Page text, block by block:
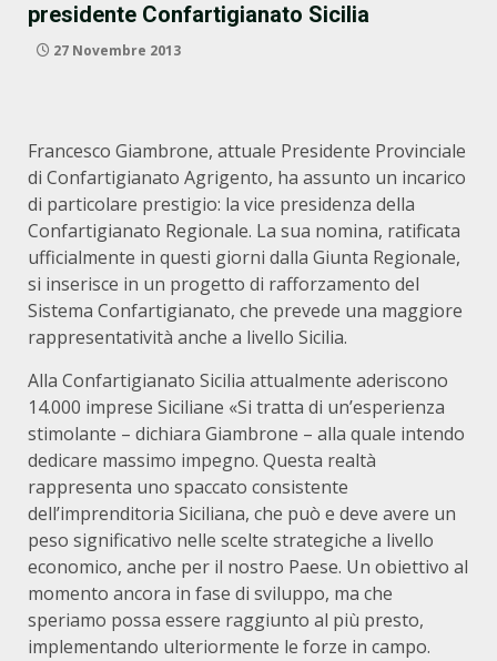
presidente Confartigianato Sicilia
27 Novembre 2013
Francesco Giambrone, attuale Presidente Provinciale
di Confartigianato Agrigento, ha assunto un incarico
di particolare prestigio: la vice presidenza della
Confartigianato Regionale. La sua nomina, ratificata
ufficialmente in questi giorni dalla Giunta Regionale,
si inserisce in un progetto di rafforzamento del
Sistema Confartigianato, che prevede una maggiore
rappresentatività anche a livello Sicilia.
Alla Confartigianato Sicilia attualmente aderiscono
14.000 imprese Siciliane «Si tratta di un’esperienza
stimolante – dichiara Giambrone – alla quale intendo
dedicare massimo impegno. Questa realtà
rappresenta uno spaccato consistente
dell’imprenditoria Siciliana, che può e deve avere un
peso significativo nelle scelte strategiche a livello
economico, anche per il nostro Paese. Un obiettivo al
momento ancora in fase di sviluppo, ma che
speriamo possa essere raggiunto al più presto,
implementando ulteriormente le forze in campo.